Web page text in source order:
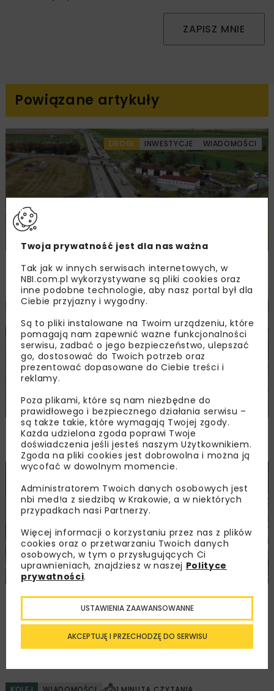
ZAPISZ MNIE
Powiązane artykuły
DROGI INWESTYCJE WIADOMOŚCI
Remont nawierzchni na węzłach A4.
Przetarg obejmuje pięć węzłów
DROGI
Ponownie wybrano ofertę na budowę A2
Biała Podlaska–Kijowiec
Nowy wiadukt w Żorach oddany do użytku
Załaduj więcej...
Twoja prywatność jest dla nas ważna
Tak jak w innych serwisach internetowych, w
NBI.com.pl wykorzystywane są pliki cookies oraz
inne podobne technologie, aby nasz portal był dla
Ciebie przyjazny i wygodny.
Są to pliki instalowane na Twoim urządzeniu, które
pomagają nam zapewnić ważne funkcjonalności
serwisu, zadbać o jego bezpieczeństwo, ulepszać
go, dostosować do Twoich potrzeb oraz
prezentować dopasowane do Ciebie treści i
reklamy.
Poza plikami, które są nam niezbędne do
prawidłowego i bezpiecznego działania serwisu –
są także takie, które wymagają Twojej zgody.
Każda udzielona zgoda poprawi Twoje
doświadczenia jeśli jesteś naszym Użytkownikiem.
Zgoda na pliki cookies jest dobrowolna i można ją
wycofać w dowolnym momencie.
Administratorem Twoich danych osobowych jest
nbi med!a z siedzibą w Krakowie, a w niektórych
przypadkach nasi Partnerzy.
Więcej informacji o korzystaniu przez nas z plików
cookies oraz o przetwarzaniu Twoich danych
osobowych, w tym o przysługujących Ci
uprawnieniach, znajdziesz w naszej Polityce
prywatności.
AKCEPTUJĘ I PRZECHODZĘ DO SERWISU
USTAWIENIA ZAAWANSOWANNE